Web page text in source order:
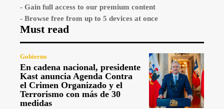
- Gain full access to our premium content
- Browse free from up to 5 devices at once
Must read
Gobierno
En cadena nacional, presidente
Kast anuncia Agenda Contra
el Crimen Organizado y el
Terrorismo con más de 30
medidas